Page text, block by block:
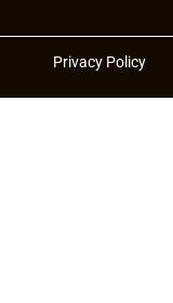
Privacy Policy